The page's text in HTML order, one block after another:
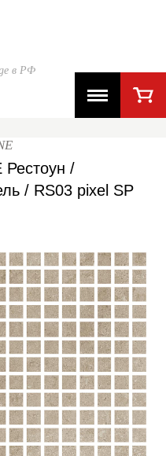
в РФ
Рестоун /
/ RS03 pixel SP